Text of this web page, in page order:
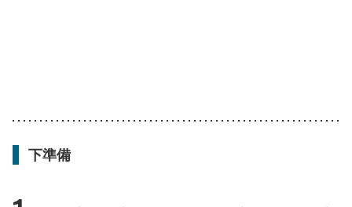
下準備